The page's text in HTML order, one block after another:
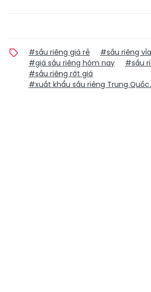
#sầu riêng giá rẻ
#sầu riêng
#giá sầu riêng hôm nay
#sầu
#sầu riêng rớt giá
#xuất khẩu sầu riêng Trung Quốc.